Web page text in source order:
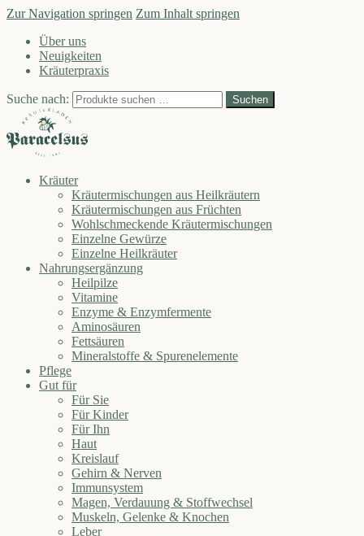
Zur Navigation springen Zum Inhalt springen
Über uns
Neuigkeiten
Kräuterpraxis
Suche nach: Suchen
Kräuter
Kräutermischungen aus Heilkräutern
Kräutermischungen aus Früchten
Wohlschmeckende Kräutermischungen
Einzelne Gewürze
Einzelne Heilkräuter
Nahrungsergänzung
Heilpilze
Vitamine
Enzyme & Enzymfermente
Aminosäuren
Fettsäuren
Mineralstoffe & Spurenelemente
Pflege
Gut für
Für Sie
Für Kinder
Für Ihn
Haut
Kreislauf
Gehirn & Nerven
Immunsystem
Magen, Verdauung & Stoffwechsel
Muskeln, Gelenke & Knochen
Leber